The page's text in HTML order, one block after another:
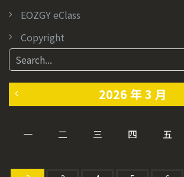
EOZGY eClass
Copyright
2026 年 3 月
一 二 三 四 五